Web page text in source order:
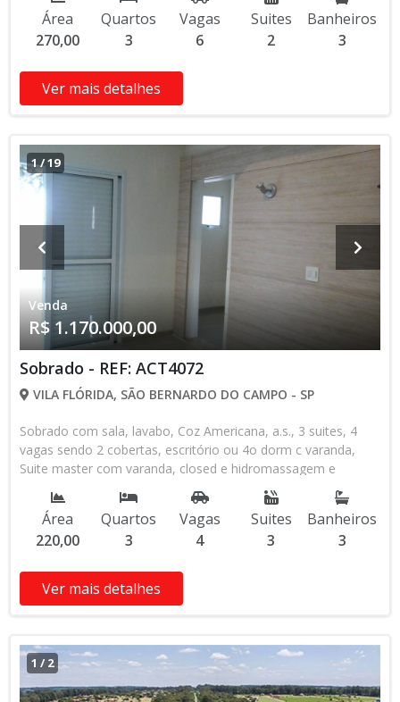
de Despejo e Área Coberta, Corredor Lateral, Garagem com
80 m² Toda Azulejada para 2 ou 4 Carros + Escritório e
Divisória de Alumínio Branco + Banheiro + Pia e
Próximo aos Shoppings de Santo André e o Metrópole de
SBC, Documentação OK, Aceita Financiamento e Permuta .
Área
270,00
Quartos
3
Vagas
6
Suites
2
Banheiros
3
Ver mais detalhes
1/19
Venda
R$ 1.170.000,00
Sobrado - REF: ACT4072
VILA FLÓRIDA, SÃO BERNARDO DO CAMPO - SP
Sobrado com sala, lavabo, Coz Americana, a.s., 3 suites, 4
vagas sendo 2 cobertas, escritório ou 4o dorm c varanda,
Suite master com varanda, closed e hidromassagem e
acabamento de primeira. Terreno possui 200 m² ( sendo 5 x
40). Imóvel possui entrada de gás natural, pronto para
aquecedor solar e a gás e toda a documentação para
qualquer tipo de venda com financiamento. Local muito
infraestrutura, mercados (Carrefour a 150 m e Extra a 400
m),Mac Donalds e Habibs a 50 ms, padarias, etc... Permutas
mil).
Área
220,00
Quartos
3
Vagas
4
Suites
3
Banheiros
3
Ver mais detalhes
1 / 2